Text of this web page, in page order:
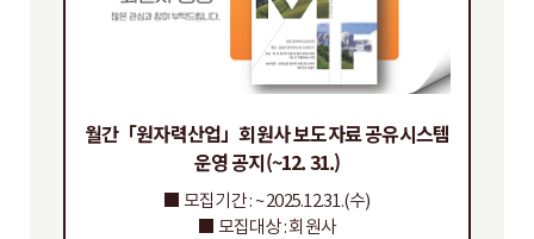
월간「원자력산업」회원사 보도자료 공유시스템
운영 공지(~12. 31.)
■ 모집기간 : ~ 2025.12.31.(수)
■ 모집대상 : 회원사